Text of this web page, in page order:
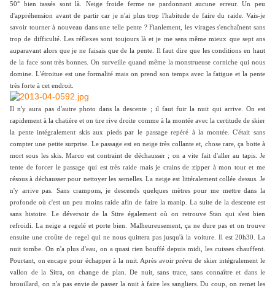
50° bien tassés sont là. Neige froide ferme ne pardonnant aucune erreur. Un peu
d'appréhension avant de partir car je n'ai plus trop l'habitude de faire du raide. Vais-je
savoir tourner à nouveau dans une telle pente ? Fianlement, les virages s'enchaînent sans
trop de difficulté. Les réflexes sont toujours là et je me sens même mieux que sept ans
auparavant alors que je ne faisais que de la pente. Il faut dire que les conditions en haut
de la face sont très bonnes. On surveille quand même la monstrueuse corniche qui nous
domine. L'étroitue est une formalité mais on prend son temps avec la fatigue et la pente
très forte à cet endroit.
Il n'y aura pas d'autre photo dans la descente ; il faut fuir la nuit qui arrive. On est
rapidement à la chatière et on tire rive droite comme à la montée avec la certitude de skier
la pente intégralement skis aux pieds par le passage repéré à la montée. C'était sans
compter une petite surprise. Le passage est en neige très collante et, chose rare, ça botte à
mort sous les skis. Marco est contraint de déchausser ; on a vite fait d'aller au tapis. Je
tente de forcer le passage qui est très raide mais je crains de zipper à mon tour et me
résous à déchausser pour nettoyer les semelles. La neige est littéralement collée dessus. Je
n'y arrive pas. Sans crampons, je descends quelques mètres pour me mettre dans la
profonde où c'est un peu moins raide afin de faire la manip. La suite de la descente est
sans histoire. Le déversoir de la Sitre également où on retrouve Stan qui s'est bien
refroidi. La neige a regelé et porte bien. Malheureusement, ça ne dure pas et on trouve
ensuite une croûte de regel qui ne nous quittera pas jusqu'à la voiture. Il est 20h30. La
nuit tombe. On n'a plus d'eau, on a quasi rien bouffé depuis midi, les cuisses chauffent.
Pourtant, on encape pour échapper à la nuit. Après avoir prévu de skier intégralement le
vallon de la Sitra, on change de plan. De nuit, sans trace, sans connaître et dans le
brouillard, on n'a pas envie de passer la nuit à faire les sangliers. Du coup, on remet les